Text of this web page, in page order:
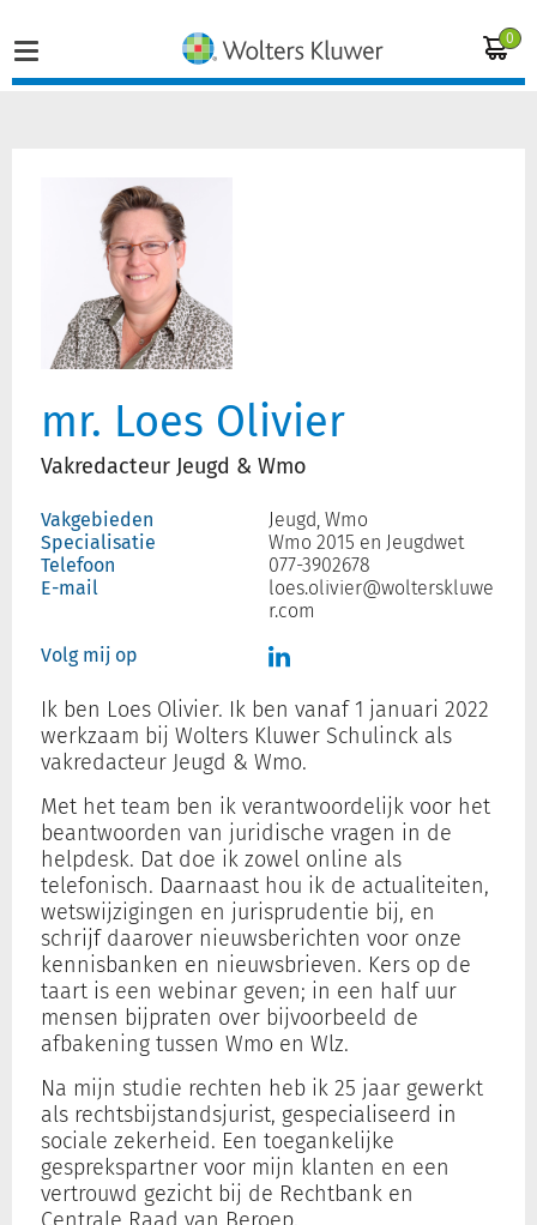
0
Vakgebieden
Actueel
Producten
Opleidingen
Juridisch advies
Inloggen op de kennisbank
Inloggen
mr. Loes Olivier
Vakredacteur Jeugd & Wmo
Vakgebieden
Jeugd, Wmo
Specialisatie
Wmo 2015 en Jeugdwet
Telefoon
077-3902678
E-mail
loes.olivier@wolterskluwe
r.com
Volg mij op
Ik ben Loes Olivier. Ik ben vanaf 1 januari 2022
werkzaam bij Wolters Kluwer Schulinck als
vakredacteur Jeugd & Wmo.
Met het team ben ik verantwoordelijk voor het
beantwoorden van juridische vragen in de
helpdesk. Dat doe ik zowel online als
telefonisch. Daarnaast hou ik de actualiteiten,
wetswijzigingen en jurisprudentie bij, en
schrijf daarover nieuwsberichten voor onze
kennisbanken en nieuwsbrieven. Kers op de
taart is een webinar geven; in een half uur
mensen bijpraten over bijvoorbeeld de
afbakening tussen Wmo en Wlz.
Na mijn studie rechten heb ik 25 jaar gewerkt
als rechtsbijstandsjurist, gespecialiseerd in
sociale zekerheid. Een toegankelijke
gesprekspartner voor mijn klanten en een
vertrouwd gezicht bij de Rechtbank en